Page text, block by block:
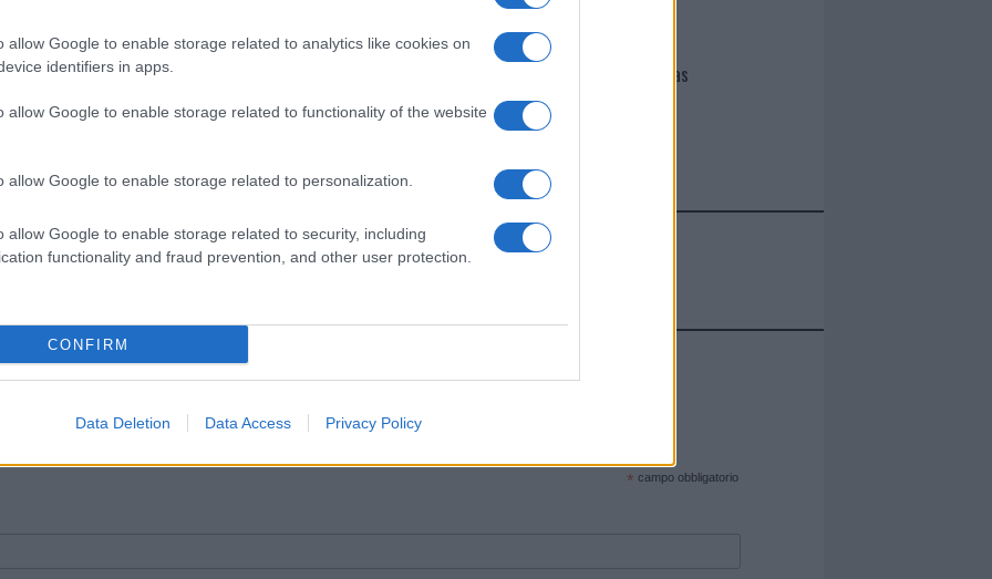
allow Google to enable storage related to analytics like cookies on
identifiers in apps.
allow Google to enable storage related to functionality of the website
allow Google to enable storage related to personalization.
allow Google to enable storage related to security, including
functionality and fraud prevention, and other user protection.
CONFIRM
Data Deletion Data Access Privacy Policy
Giovannimaria Cabras
Invia un Comunicato Stampa|Pubblicità|Segnala
e ricevi le nostre email periodiche contenenti le ultime notizie pubblicate sul sito web!
* campo obbligatorio